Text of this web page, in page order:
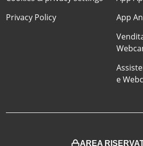
Privacy Policy
App
e
AREA